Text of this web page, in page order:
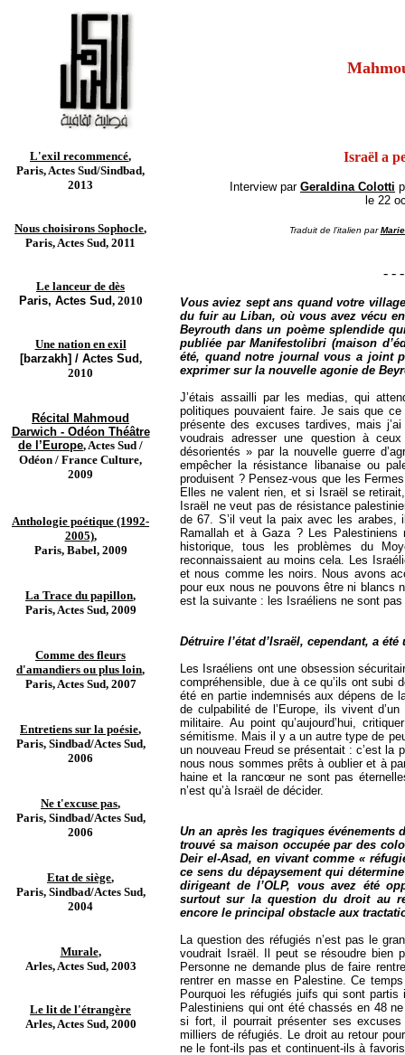
L'exil recommencé,
Paris, Actes Sud/Sindbad,
2013
Nous choisirons Sophocle,
Paris, Actes Sud, 2011
Le lanceur de dès
Paris, Actes Sud, 2010
Une nation en exil
[barzakh] / Actes Sud,
2010
Récital Mahmoud
Darwich - Odéon Théâtre
de l’Europe, Actes Sud /
Odéon / France Culture,
2009
Anthologie poétique (1992-
2005),
Paris, Babel, 2009
La Trace du papillon,
Paris, Actes Sud, 2009
Comme des fleurs
d'amandiers ou plus loin,
Paris, Actes Sud, 2007
Entretiens sur la poésie,
Paris, Sindbad/Actes Sud,
2006
Ne t'excuse pas,
Paris, Sindbad/Actes Sud,
2006
Etat de siège,
Paris, Sindbad/Actes Sud,
2004
Murale,
Arles, Actes Sud, 2003
Le lit de l'étrangère
Arles, Actes Sud, 2000
Israël a
Interview par Geraldina Colotti
le 22
Traduit de l’italien par
- -
Vous aviez sept ans quand votre
du fuir au Liban, où vous avez vécu
Beyrouth dans un poème splendide
publiée par Manifestolibri (maison
été, quand notre journal vous a joint
exprimer sur la nouvelle agonie de
J’étais assailli par les medias, qui
politiques pouvaient faire. Je sais que
présente des excuses tardives, mais
voudrais adresser une question à
désorientés » par la nouvelle guerre
empêcher la résistance libanaise ou
produisent ? Pensez-vous que les
Elles ne valent rien, et si Israël se
Israël ne veut pas de résistance
de 67. S’il veut la paix avec les
Ramallah et à Gaza ? Les Palestiniens
historique, tous les problèmes du
reconnaissaient au moins cela. Les
et nous comme les noirs. Nous avons
pour eux nous ne pouvons être ni blancs
est la suivante : les Israéliens ne sont
Détruire l’état d’Israël, cependant, a
Les Israéliens ont une obsession
compréhensible, due à ce qu’ils ont subi
été en partie indemnisés aux dépens de
de culpabilité de l’Europe, ils vivent
militaire. Au point qu’aujourd’hui,
sémitisme. Mais il y a un autre type de
un nouveau Freud se présentait : c’est la
nous nous sommes prêts à oublier et à
haine et la rancœur ne sont pas
n’est qu’à Israël de décider.
Un an après les tragiques événements
trouvé sa maison occupée par des
Deir el-Asad, en vivant comme «
ce sens du dépaysement qui
dirigeant de l’OLP, vous avez été
surtout sur la question du droit au
encore le principal obstacle aux
La question des réfugiés n’est pas le
voudrait Israël. Il peut se résoudre bien
Personne ne demande plus de faire
rentrer en masse en Palestine. Ce
Pourquoi les réfugiés juifs qui sont
Palestiniens qui ont été chassés en 48
si fort, il pourrait présenter ses
milliers de réfugiés. Le droit au retour
ne le font-ils pas et continuent-ils à